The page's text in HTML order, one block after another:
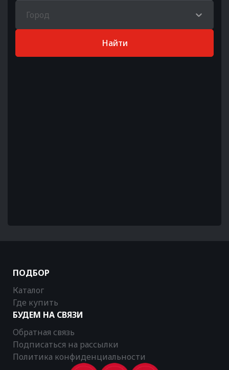
Город
Найти
ПОДБОР
Каталог
Где купить
БУДЕМ НА СВЯЗИ
Обратная связь
Подписаться на рассылки
Политика конфиденциальности